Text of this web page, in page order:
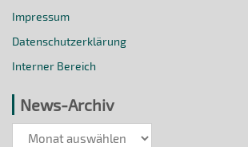
Impressum
Datenschutzerklärung
Interner Bereich
News-Archiv
News-